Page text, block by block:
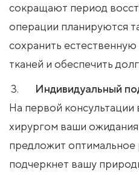
сокращают период
операции планируются
сохранить
тканей и обеспечить
Индивидуальный
На первой
хирургом ваши
предложит
подчеркнет вашу